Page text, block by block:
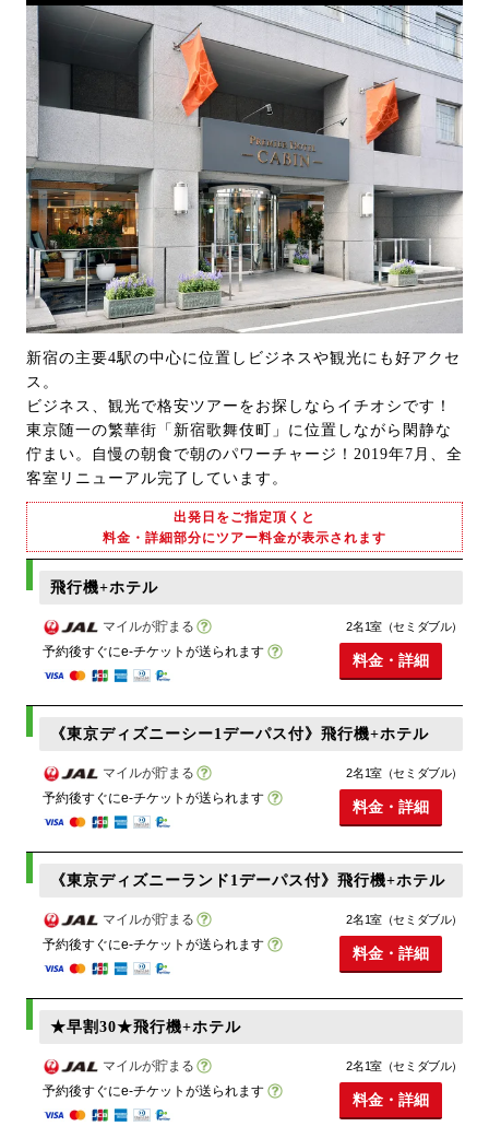
新宿の主要4駅の中心に位置しビジネスや観光にも好アクセ
ス。
ビジネス、観光で格安ツアーをお探しならイチオシです！
東京随一の繁華街「新宿歌舞伎町」に位置しながら閑静な
佇まい。自慢の朝食で朝のパワーチャージ！2019年7月、全
客室リニューアル完了しています。
出発日をご指定頂くと
料金・詳細部分にツアー料金が表示されます
飛行機+ホテル
マイルが貯まる
予約後すぐにe-チケットが送られます
2名1室（セミダブル）
料金・詳細
《東京ディズニーシー1デーパス付》飛行機+ホテル
マイルが貯まる
予約後すぐにe-チケットが送られます
2名1室（セミダブル）
料金・詳細
《東京ディズニーランド1デーパス付》飛行機+ホテル
マイルが貯まる
予約後すぐにe-チケットが送られます
2名1室（セミダブル）
料金・詳細
★早割30★飛行機+ホテル
マイルが貯まる
予約後すぐにe-チケットが送られます
2名1室（セミダブル）
料金・詳細